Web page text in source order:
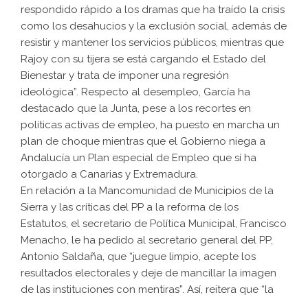
respondido rápido a los dramas que ha traído la crisis
como los desahucios y la exclusión social, además de
resistir y mantener los servicios públicos, mientras que
Rajoy con su tijera se está cargando el Estado del
Bienestar y trata de imponer una regresión
ideológica”. Respecto al desempleo, García ha
destacado que la Junta, pese a los recortes en
políticas activas de empleo, ha puesto en marcha un
plan de choque mientras que el Gobierno niega a
Andalucía un Plan especial de Empleo que sí ha
otorgado a Canarias y Extremadura.
En relación a la Mancomunidad de Municipios de la
Sierra y las críticas del PP a la reforma de los
Estatutos, el secretario de Política Municipal, Francisco
Menacho, le ha pedido al secretario general del PP,
Antonio Saldaña, que “juegue limpio, acepte los
resultados electorales y deje de mancillar la imagen
de las instituciones con mentiras”. Así, reitera que “la